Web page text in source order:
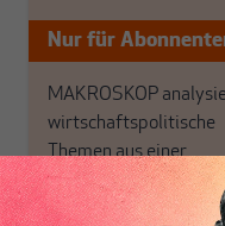
Nur für
MAKROSKOP
wirtschaftspolitische
Themen aus einer
postkeynesianischen
Perspektive und ist